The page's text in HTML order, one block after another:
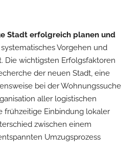
Stadt erfolgreich planen und
Vorgehen und
Die wichtigsten Erfolgsfaktoren
der neuen Stadt, eine
bei der Wohnungssuche
aller logistischen
frühzeitige Einbindung lokaler
zwischen einem
Umzugsprozess